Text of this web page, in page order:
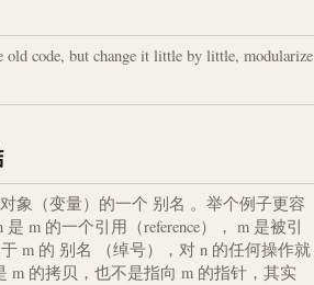
old code, but change it little by little, modularize
象（变量）的一个 别名 。举个例子更容
m 的一个引用（reference）， m 是被引
m 的 别名 （绰号），对 n 的任何操作就
m 的拷贝，也不是指向 m 的指针，其实